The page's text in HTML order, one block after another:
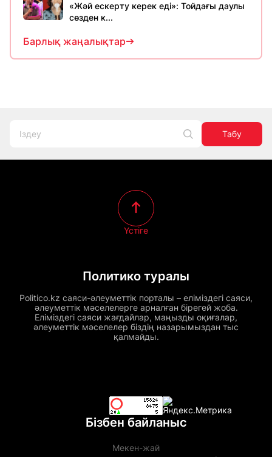
«Жәй ескерту керек еді»: Тойдағы даулы
сөзден к...
Барлық жаңалықтар
Табу
Политико туралы
Politico.kz саяси-әлеуметтік порталы – еліміздегі саяси,
әлеуметтік мәселелерге арналған бірегей жоба.
Еліміздегі саяси жағдайлар, маңызды оқиғалар,
әлеуметтік мәселелер біздің назарымыздан тыс
қалмайды.
Үстіге
Бізбен байланыс
Мекен-жай